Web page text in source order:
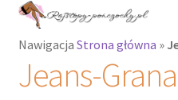
Przejdź
nawigacji
Przejdź
treści
Rajstopy
Rozwiń
menu
potomne
Nawigacja Strona główna »
Jeans-